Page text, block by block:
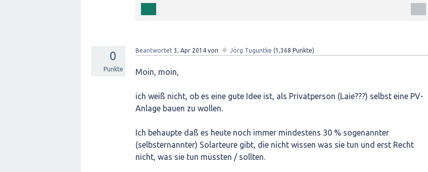
0
Punkte
Beantwortet 3, Apr 2014 von ✦ Jörg Tuguntke (1,368 Punkte)
Moin, moin,
ich weiß nicht, ob es eine gute Idee ist, als Privatperson (Laie???) selbst eine PV-
Anlage bauen zu wollen.
Ich behaupte daß es heute noch immer mindestens 30 % sogenannter
(selbsternannter) Solarteure gibt, die nicht wissen was sie tun und erst Recht
nicht, was sie tun müssten / sollten.